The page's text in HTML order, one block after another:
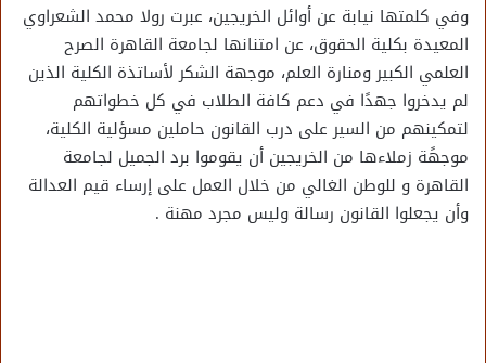
وفي كلمتها نيابة عن أوائل الخريجين، عبرت رولا محمد الشعراوي
المعيدة بكلية الحقوق، عن امتنانها لجامعة القاهرة الصرح
العلمي الكبير ومنارة العلم، موجهة الشكر لأساتذة الكلية الذين
لم يدخروا جهدًا في دعم كافة الطلاب في كل خطواتهم
لتمكينهم من السير على درب القانون حاملين مسؤلية الكلية،
موجهًة زملاءها من الخريجين أن يقوموا برد الجميل لجامعة
القاهرة و للوطن الغالي من خلال العمل على إرساء قيم العدالة
وأن يجعلوا القانون رسالة وليس مجرد مهنة .